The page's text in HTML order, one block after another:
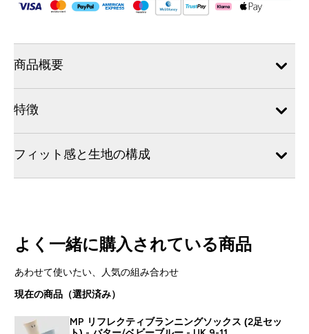
商品概要
特徴
フィット感と生地の構成
よく一緒に購入されている商品
あわせて使いたい、人気の組み合わせ
現在の商品（選択済み）
MP リフレクティブランニングソックス (2足セッ